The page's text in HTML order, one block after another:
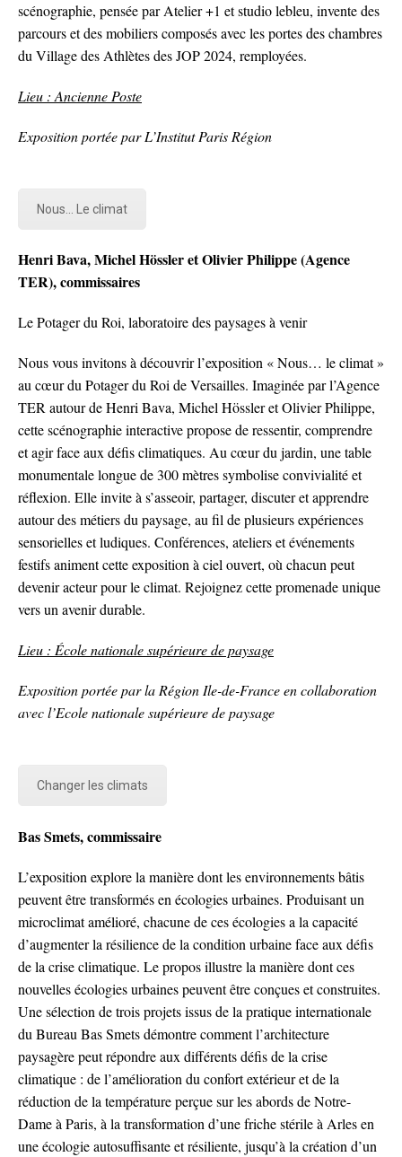
scénographie, pensée par Atelier +1 et studio lebleu, invente des
parcours et des mobiliers composés avec les portes des chambres
du Village des Athlètes des JOP 2024, remployées.
Lieu : Ancienne Poste
Exposition portée par L’Institut Paris Région
Nous... Le climat
Henri Bava, Michel Hössler et Olivier Philippe (Agence
TER), commissaires
Le Potager du Roi, laboratoire des paysages à venir
Nous vous invitons à découvrir l’exposition « Nous… le climat »
au cœur du Potager du Roi de Versailles. Imaginée par l’Agence
TER autour de Henri Bava, Michel Hössler et Olivier Philippe,
cette scénographie interactive propose de ressentir, comprendre
et agir face aux défis climatiques. Au cœur du jardin, une table
monumentale longue de 300 mètres symbolise convivialité et
réflexion. Elle invite à s’asseoir, partager, discuter et apprendre
autour des métiers du paysage, au fil de plusieurs expériences
sensorielles et ludiques. Conférences, ateliers et événements
festifs animent cette exposition à ciel ouvert, où chacun peut
devenir acteur pour le climat. Rejoignez cette promenade unique
vers un avenir durable.
Lieu : École nationale supérieure de paysage
Exposition portée par la Région Ile-de-France en collaboration
avec l’Ecole nationale supérieure de paysage
Changer les climats
Bas Smets, commissaire
L’exposition explore la manière dont les environnements bâtis
peuvent être transformés en écologies urbaines. Produisant un
microclimat amélioré, chacune de ces écologies a la capacité
d’augmenter la résilience de la condition urbaine face aux défis
de la crise climatique. Le propos illustre la manière dont ces
nouvelles écologies urbaines peuvent être conçues et construites.
Une sélection de trois projets issus de la pratique internationale
du Bureau Bas Smets démontre comment l’architecture
paysagère peut répondre aux différents défis de la crise
climatique : de l’amélioration du confort extérieur et de la
réduction de la température perçue sur les abords de Notre-
Dame à Paris, à la transformation d’une friche stérile à Arles en
une écologie autosuffisante et résiliente, jusqu’à la création d’un